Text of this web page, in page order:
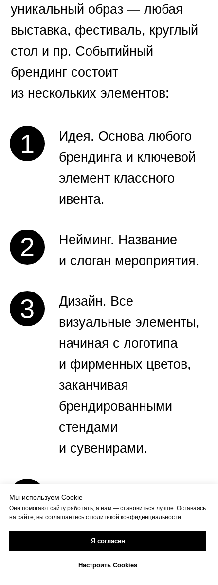
Мы используем Cookie
Они помогают сайту работать, а нам — становиться лучше. Оставаясь
на сайте, вы соглашаетесь с политикой конфиденциальности.
Я согласен
Настроить Cookies
уникальный образ — любая
выставка, фестиваль, круглый
стол и пр. Событийный
брендинг состоит
из нескольких элементов:
Идея. Основа любого
брендинга и ключевой
элемент классного
ивента.
Нейминг. Название
и слоган мероприятия.
Дизайн. Все
визуальные элементы,
начиная с логотипа
и фирменных цветов,
заканчивая
брендированными
стендами
и сувенирами.
Коммуникация.
Маркетинговый
элемент, отвечающий
за то, как бренд
мероприятия будет